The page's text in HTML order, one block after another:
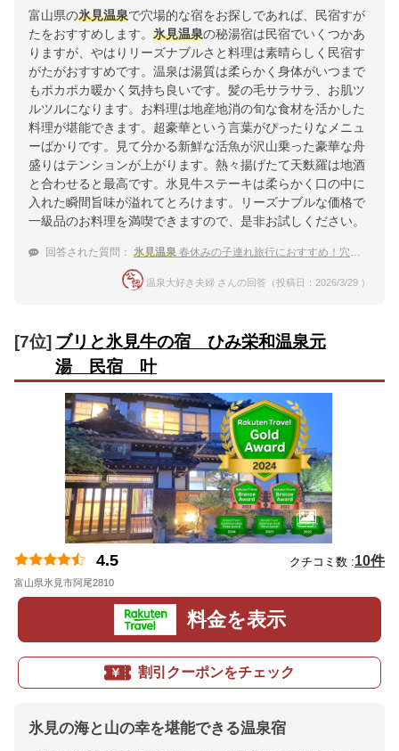
富山県の氷見温泉で穴場的な宿をお探しであれば、民宿すが
たをおすすめします。 氷見温泉の秘湯宿は民宿でいくつかあ
りますが、やはりリーズナブルさと料理は素晴らしく民宿す
がたがおすすめです。温泉は湯質は柔らかく身体がいつまで
もポカポカ暖かく気持ち良いです。髪の毛サラサラ、お肌ツ
ルツルになります。お料理は地産地消の旬な食材を活かした
料理が堪能できます。超豪華という言葉がぴったりなメニュ
ーばかりです。見て分かる新鮮な活魚が沢山乗った豪華な舟
盛りはテンションが上がります。熱々揚げたて天麩羅は地酒
と合わせると最高です。氷見牛ステーキは柔らかく口の中に
入れた瞬間旨味が溢れてとろけます。リーズナブルな価格で
一級品のお料理を満喫できますので、是非お試しください。
回答された質問： 氷見温泉 春休みの子連れ旅行におすすめ！穴場な宿は？
温泉大好き夫婦 さんの回答（投稿日：2026/3/29 ）
[7位] ブリと氷見牛の宿 ひみ栄和温泉元
湯 民宿 叶
4.5 クチコミ数 :10件
富山県氷見市阿尾2810
料金を表示
割引クーポンをチェック
氷見の海と山の幸を堪能できる温泉宿